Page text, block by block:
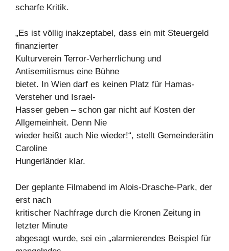
scharfe Kritik.
„Es ist völlig inakzeptabel, dass ein mit Steuergeld
finanzierter
Kulturverein Terror-Verherrlichung und
Antisemitismus eine Bühne
bietet. In Wien darf es keinen Platz für Hamas-
Versteher und Israel-
Hasser geben – schon gar nicht auf Kosten der
Allgemeinheit. Denn Nie
wieder heißt auch Nie wieder!“, stellt Gemeinderätin
Caroline
Hungerländer klar.
Der geplante Filmabend im Alois-Drasche-Park, der
erst nach
kritischer Nachfrage durch die Kronen Zeitung in
letzter Minute
abgesagt wurde, sei ein „alarmierendes Beispiel für